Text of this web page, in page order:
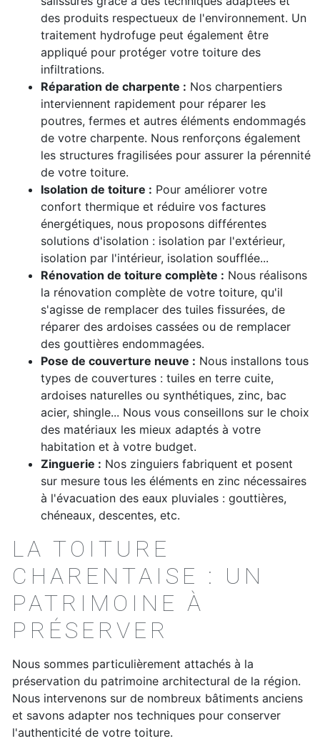
des produits respectueux de l'environnement. Un
traitement hydrofuge peut également être
appliqué pour protéger votre toiture des
infiltrations.
Réparation de charpente : Nos charpentiers
interviennent rapidement pour réparer les
poutres, fermes et autres éléments endommagés
de votre charpente. Nous renforçons également
les structures fragilisées pour assurer la pérennité
de votre toiture.
Isolation de toiture : Pour améliorer votre
confort thermique et réduire vos factures
énergétiques, nous proposons différentes
solutions d'isolation : isolation par l'extérieur,
isolation par l'intérieur, isolation soufflée...
Rénovation de toiture complète : Nous réalisons
la rénovation complète de votre toiture, qu'il
s'agisse de remplacer des tuiles fissurées, de
réparer des ardoises cassées ou de remplacer
des gouttières endommagées.
Pose de couverture neuve : Nous installons tous
types de couvertures : tuiles en terre cuite,
ardoises naturelles ou synthétiques, zinc, bac
acier, shingle... Nous vous conseillons sur le choix
des matériaux les mieux adaptés à votre
habitation et à votre budget.
Zinguerie : Nos zinguiers fabriquent et posent
sur mesure tous les éléments en zinc nécessaires
à l'évacuation des eaux pluviales : gouttières,
chéneaux, descentes, etc.
LA TOITURE
CHARENTAISE : UN
PATRIMOINE À
PRÉSERVER
Nous sommes particulièrement attachés à la
préservation du patrimoine architectural de la région.
Nous intervenons sur de nombreux bâtiments anciens
et savons adapter nos techniques pour conserver
l'authenticité de votre toiture.